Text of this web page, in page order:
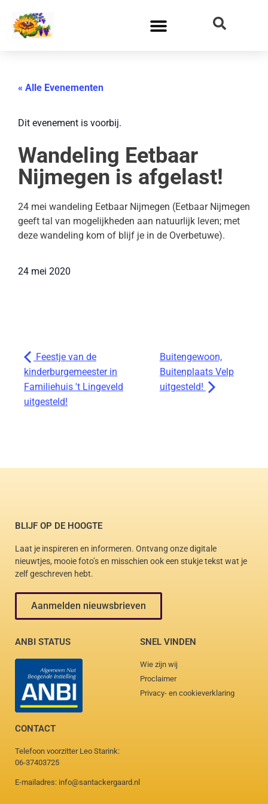
« Alle Evenementen
Dit evenement is voorbij.
Wandeling Eetbaar
Nijmegen is afgelast!
24 mei wandeling Eetbaar Nijmegen (Eetbaar Nijmegen
geeft tal van mogelijkheden aan natuurlijk leven; met
deze wandeling kom of blijf je in de Overbetuwe).
24 mei 2020
Feestje van de
kinderburgemeester in
Familiehuis 't Lingeveld
uitgesteld!
Buitengewoon,
Buitenplaats Velp
uitgesteld!
BLIJF OP DE HOOGTE
Laat je inspireren en informeren. Ontvang onze digitale
nieuwtjes, mooie foto’s en misschien ook een stukje tekst wat je
zelf geschreven hebt.
Aanmelden nieuwsbrieven
ANBI STATUS SNEL VINDEN
Wie zijn wij
Proclaimer
Privacy- en cookieverklaring
CONTACT
Telefoon voorzitter Leo Starink:
06-37403725
E-mailadres: info@santackergaard.nl